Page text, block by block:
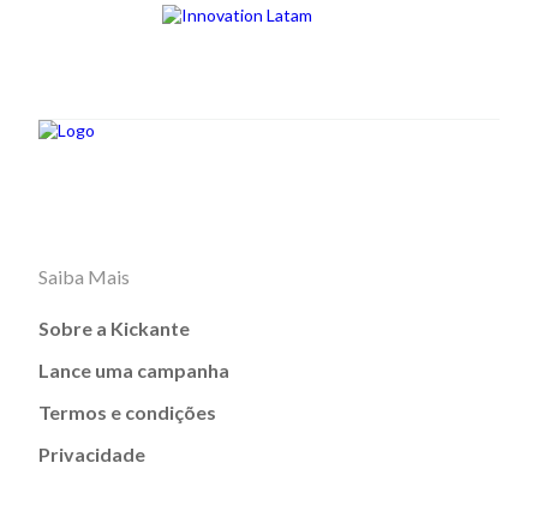
Saiba Mais
Sobre a Kickante
Lance uma campanha
Termos e condições
Privacidade